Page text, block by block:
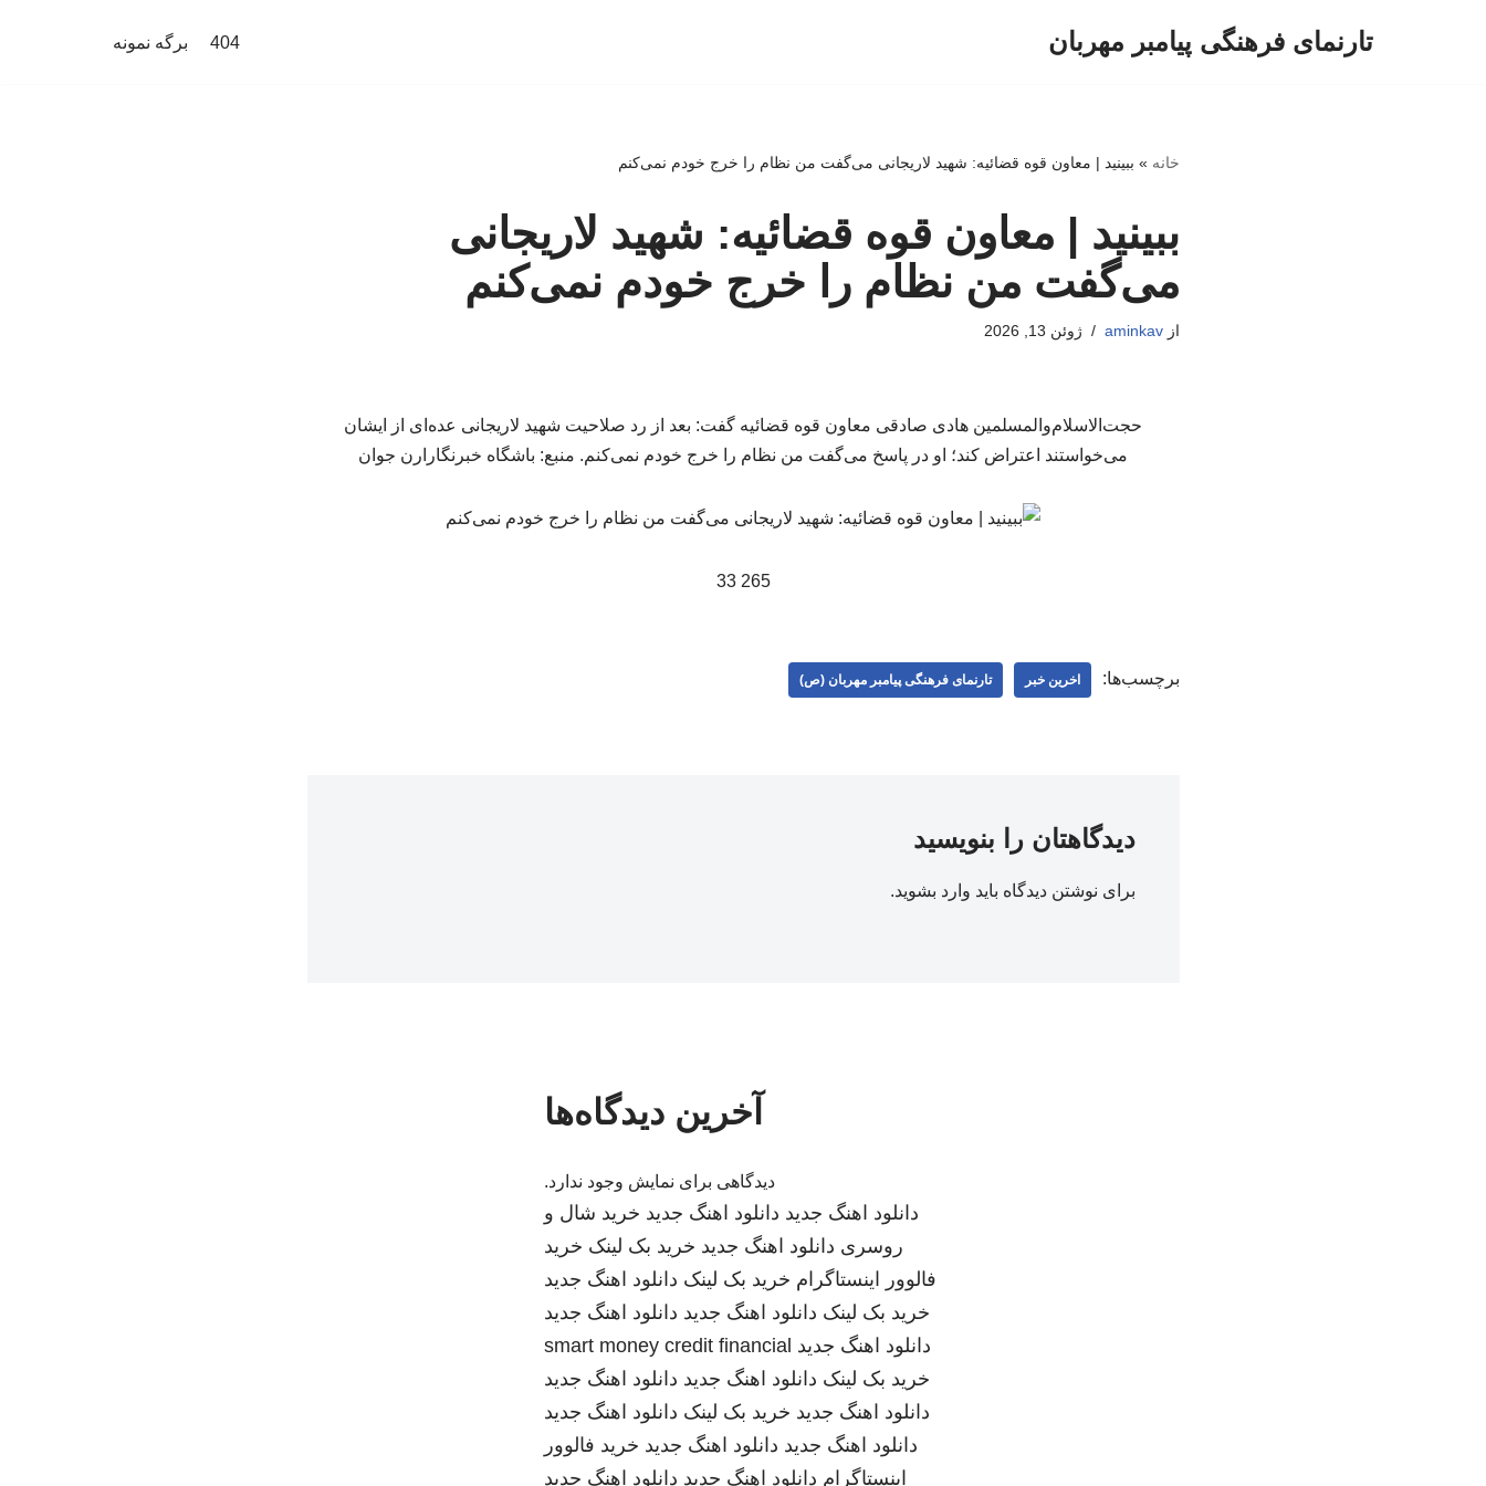
تارنمای فرهنگی پیامبر مهربان 404 برگه نمونه
خانه » ببینید | معاون قوه قضائیه: شهید لاریجانی می‌گفت من نظام را خرج خودم نمی‌کنم
ببینید | معاون قوه قضائیه: شهید لاریجانی
می‌گفت من نظام را خرج خودم نمی‌کنم
ازaminkav ژوئن 13, 2026
حجت‌الاسلام‌والمسلمین هادی صادقی معاون قوه قضائیه گفت: بعد از رد صلاحیت شهید لاریجانی عده‌ای از ایشان
می‌خواستند اعتراض کند؛ او در پاسخ می‌گفت من نظام را خرج خودم نمی‌کنم. منبع: باشگاه خبرنگارارن جوان
265 33
برچسب‌ها: اخرین خبر تارنمای فرهنگی پیامبر مهربان (ص)
دیدگاهتان را بنویسید
برای نوشتن دیدگاه باید وارد بشوید.
آخرین دیدگاه‌ها
دیدگاهی برای نمایش وجود ندارد.
دانلود اهنگ جدید دانلود اهنگ جدید خرید شال و
روسری دانلود اهنگ جدید خرید بک لینک خرید
فالوور اینستاگرام خرید بک لینک دانلود اهنگ جدید
خرید بک لینک دانلود اهنگ جدید دانلود اهنگ جدید
دانلود اهنگ جدید smart money credit financial
خرید بک لینک دانلود اهنگ جدید دانلود اهنگ جدید
دانلود اهنگ جدید خرید بک لینک دانلود اهنگ جدید
دانلود اهنگ جدید دانلود اهنگ جدید خرید فالوور
اینستاگرام دانلود اهنگ جدید دانلود اهنگ جدید